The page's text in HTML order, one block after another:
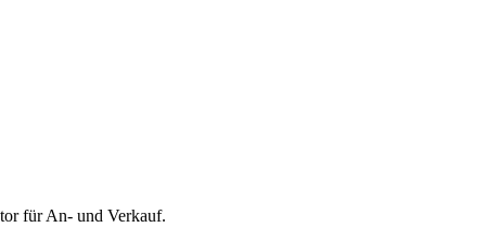
fürAn- und Verkauf.